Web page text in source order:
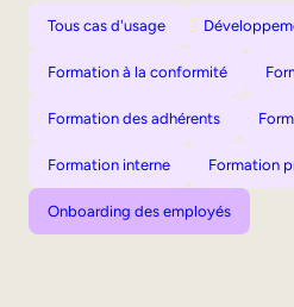
Tous cas d'usage
Formation à la conformité
Formation des adhérents
Formation interne Formation
Onboarding des employés